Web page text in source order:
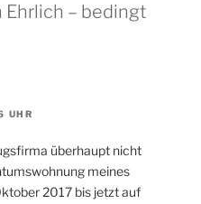
– bedingt
UHR
überhaupt nicht
meines
2017 bis jetzt auf